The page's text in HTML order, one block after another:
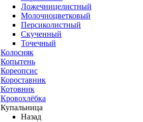
Ложечницелистный
Молочноцветковый
Персиколистный
Скученный
Точечный
Колосняк
Копытень
Кореопсис
Короставник
Котовник
Кровохлёбка
Купальница
Назад